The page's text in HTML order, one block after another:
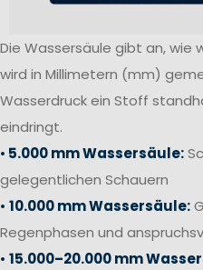
Die Wassersäule gibt an, wie
wird in Millimetern (mm)
Wasserdruck ein Stoff
eindringt.
• 5.000 mm Wassersäule:
gelegentlichen Schauern
• 10.000 mm Wassersäule:
Regenphasen und
• 15.000–20.000 mm